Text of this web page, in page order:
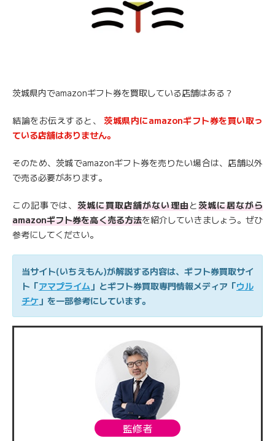
茨城県内でamazonギフト券を買取している店舗はある？
結論をお伝えすると、
茨城県内にamazonギフト券を買い取っ
ている店舗はありません。
そのため、茨城でamazonギフト券を売りたい場合は、店舗以外
で売る必要があります。
この記事では、茨城に買取店舗がない理由と茨城に居ながら
amazonギフト券を高く売る方法を紹介していきましょう。ぜひ
参考にしてください。
当サイト(いちえもん)が解説する内容は、ギフト券買取サイ
ト「アマプライム 」とギフト券買取専門情報メディア「ウル
チケ 」を一部参考にしています。
監修者